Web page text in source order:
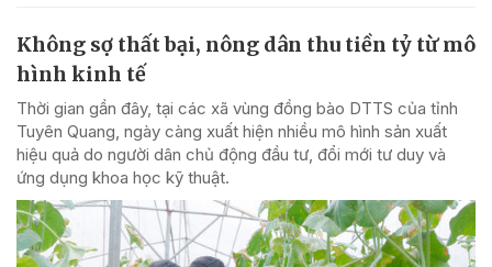
Không sợ thất bại, nông dân thu tiền tỷ từ mô
hình kinh tế
Thời gian gần đây, tại các xã vùng đồng bào DTTS của tỉnh
Tuyên Quang, ngày càng xuất hiện nhiều mô hình sản xuất
hiệu quả do người dân chủ động đầu tư, đổi mới tư duy và
ứng dụng khoa học kỹ thuật.